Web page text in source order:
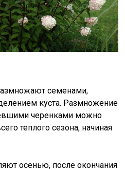
семенами,
куста. Размножение
черенками можно
теплого сезона, начиная
осенью, после окончания